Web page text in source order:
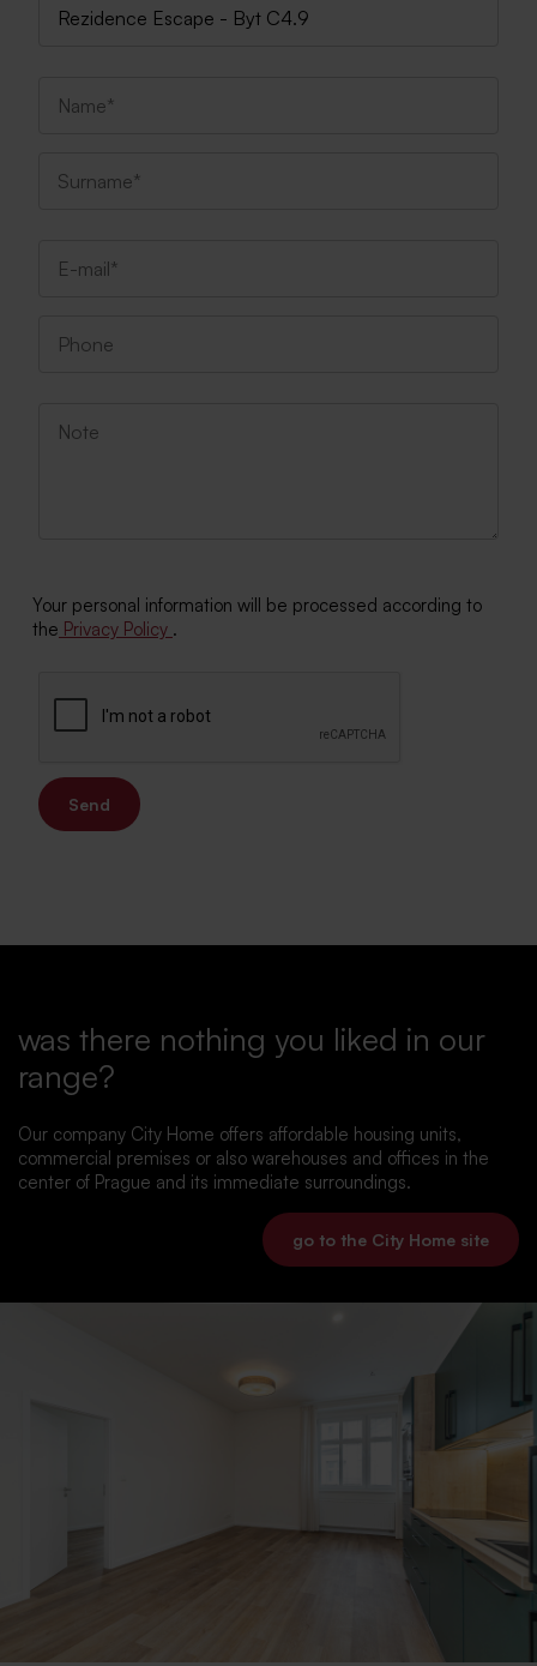
Your personal information will be processed according to
the Privacy Policy .
Send
was there nothing you liked in our
range?
Our company City Home offers affordable housing units,
commercial premises or also warehouses and offices in the
center of Prague and its immediate surroundings.
go to the City Home site